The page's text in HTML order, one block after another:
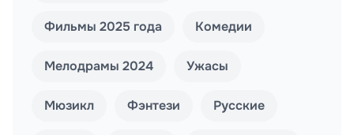
Фильмы 2025 года Комедии
Мелодрамы 2024 Ужасы
Мюзикл Фэнтези Русские